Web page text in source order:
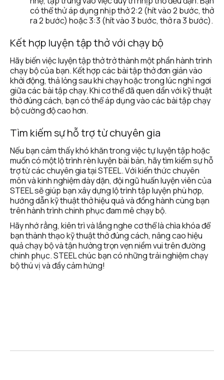
có thể thử áp dụng nhịp thở 2:2 (hít vào 2 bước, thở
ra 2 bước) hoặc 3:3 (hít vào 3 bước, thở ra 3 bước).
Kết hợp luyện tập thở với chạy bộ
Hãy biến việc luyện tập thở trở thành một phần hành trình
chạy bộ của bạn. Kết hợp các bài tập thở đơn giản vào
khởi động, thả lỏng sau khi chạy hoặc trong lúc nghỉ ngơi
giữa các bài tập chạy. Khi cơ thể đã quen dần với kỹ thuật
thở đúng cách, bạn có thể áp dụng vào các bài tập chạy
bộ cường độ cao hơn.
Tìm kiếm sự hỗ trợ từ chuyên gia
Nếu bạn cảm thấy khó khăn trong việc tự luyện tập hoặc
muốn có một lộ trình rèn luyện bài bản, hãy tìm kiếm sự hỗ
trợ từ các chuyên gia tại STEEL. Với kiến thức chuyên
môn và kinh nghiệm dày dặn, đội ngũ huấn luyện viên của
STEEL sẽ giúp bạn xây dựng lộ trình tập luyện phù hợp,
hướng dẫn kỹ thuật thở hiệu quả và đồng hành cùng bạn
trên hành trình chinh phục đam mê chạy bộ.
Hãy nhớ rằng, kiên trì và lắng nghe cơ thể là chìa khóa để
bạn thành thạo kỹ thuật thở đúng cách, nâng cao hiệu
quả chạy bộ và tận hưởng trọn vẹn niềm vui trên đường
chinh phục. STEEL chúc bạn có những trải nghiệm chạy
bộ thú vị và đầy cảm hứng!